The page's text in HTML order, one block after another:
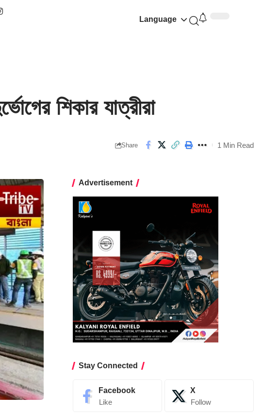
Language
শিকার যাত্রীরা
Share 1 Min Read
Advertisement
Stay Connected
Facebook
Like
X
Follow